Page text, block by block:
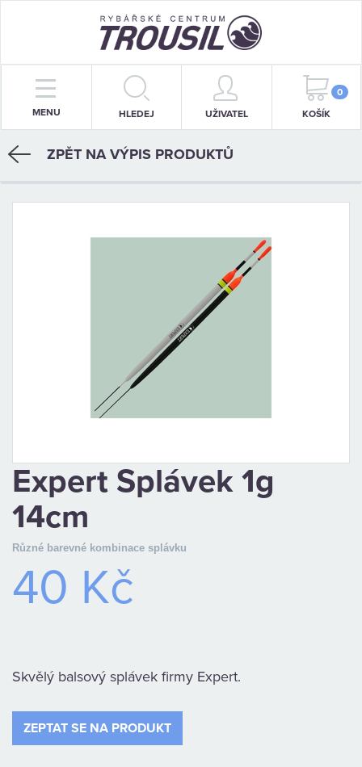
MENU HLEDEJ UŽIVATEL
0
KOŠÍK
PRUTY
NAVIJÁKY
BIŽUTERIE
ÚLOVEK
TOP
O
KAMENNÁ
ZPĚT NA VÝPIS PRODUKTŮ
Expert Splávek 1g
14cm
Různé barevné kombinace splávku
40 Kč
Skvělý balsový splávek firmy Expert.
ZEPTAT SE NA PRODUKT